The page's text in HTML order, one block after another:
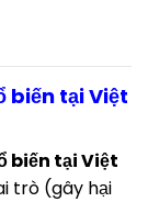
biến tại Việt
biến tại Việt
trò (gây hại